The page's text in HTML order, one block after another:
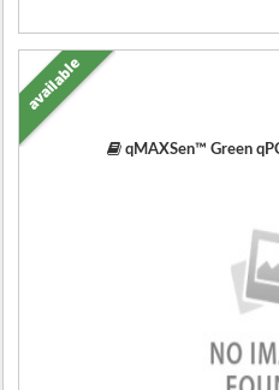
qMAXSen™ Green
available